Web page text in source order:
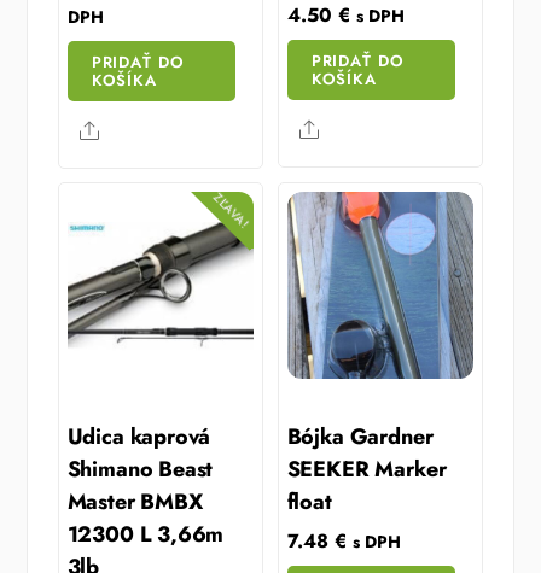
was:
42.20 €.
is:
DPH
PRIDAŤ DO
KOŠÍKA
Share
4.50 € s DPH
PRIDAŤ DO
KOŠÍKA
Share
ZĽAVA!
Udica kaprová
Shimano Beast
Master BMBX
12300 L 3,66m
Bójka Gardner
SEEKER Marker
float
7.48 € s DPH